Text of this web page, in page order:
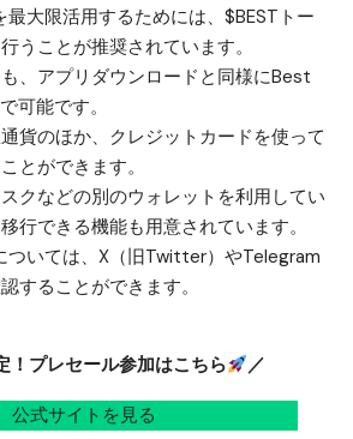
大限活用するためには、 $BESTトー
うことが推奨されています。
、アプリダウンロードと同様にBest
可能です。
貨のほか、クレジットカードを使って
とができます。
クなどの別のウォレットを利用してい
行できる機能も用意されています。
いては、 X（旧Twitter） やTelegram
することができます。
！プレセール参加はこちら ／
公式サイトを見る